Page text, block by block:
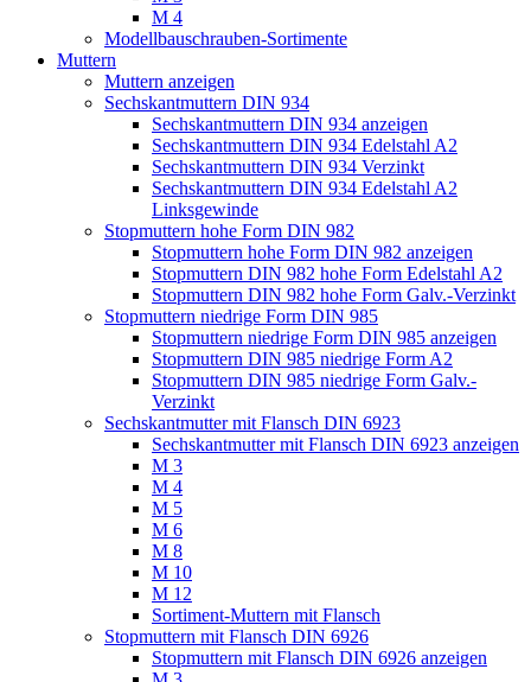
M 4
Modellbauschrauben-Sortimente
Muttern
Muttern anzeigen
Sechskantmuttern DIN 934
Sechskantmuttern DIN 934 anzeigen
Sechskantmuttern DIN 934 Edelstahl A2
Sechskantmuttern DIN 934 Verzinkt
Sechskantmuttern DIN 934 Edelstahl A2
Linksgewinde
Stopmuttern hohe Form DIN 982
Stopmuttern hohe Form DIN 982 anzeigen
Stopmuttern DIN 982 hohe Form Edelstahl A2
Stopmuttern DIN 982 hohe Form Galv.-Verzinkt
Stopmuttern niedrige Form DIN 985
Stopmuttern niedrige Form DIN 985 anzeigen
Stopmuttern DIN 985 niedrige Form A2
Stopmuttern DIN 985 niedrige Form Galv.-
Verzinkt
Sechskantmutter mit Flansch DIN 6923
Sechskantmutter mit Flansch DIN 6923 anzeigen
M 3
M 4
M 5
M 6
M 8
M 10
M 12
Sortiment-Muttern mit Flansch
Stopmuttern mit Flansch DIN 6926
Stopmuttern mit Flansch DIN 6926 anzeigen